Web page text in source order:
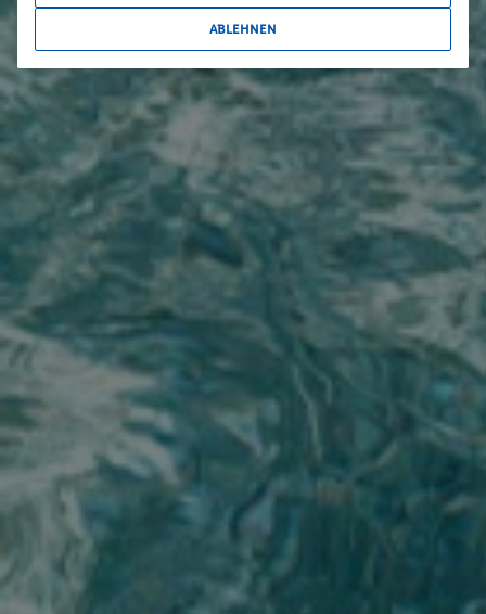
ABLEHNEN